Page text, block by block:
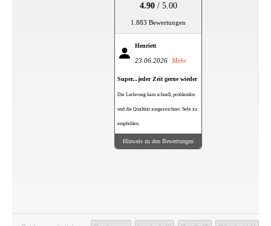
4.90 / 5.00
1.883 Bewertungen
Henriett
23.06.2026 Mehr
Super...jeder Zeit gerne wieder
Die Lieferung kam schnell, problemlos
und die Qualtität ausgezeichnet. Sehr zu
empfehlen.
Hinweis zu den Bewertungen